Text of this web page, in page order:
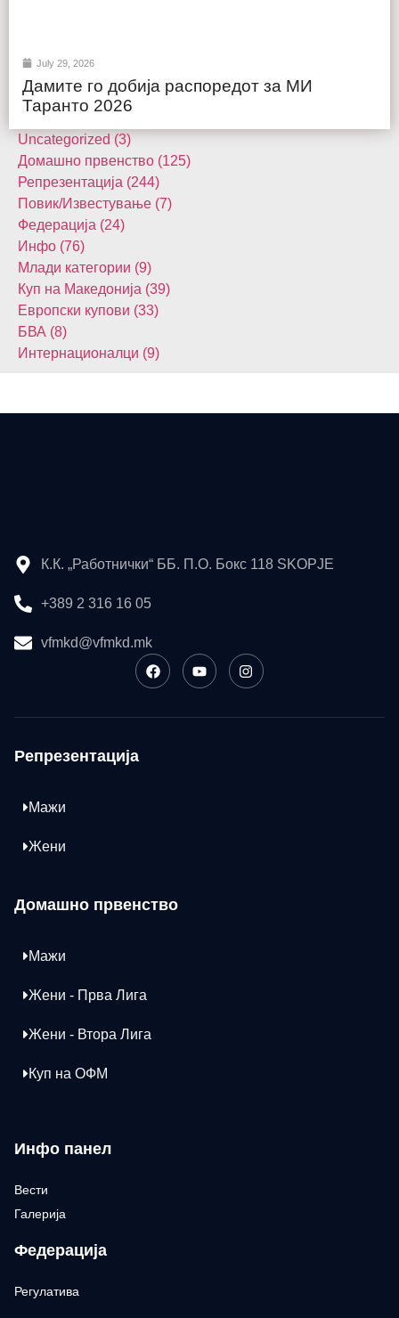
July 29, 2026
Дамите го добија распоредот за МИ
Таранто 2026
Uncategorized (3)
Домашнo првенство (125)
Репрезентација (244)
Повик/Известување (7)
Федерација (24)
Инфо (76)
Млади категории (9)
Куп на Македонија (39)
Европски купови (33)
БВА (8)
Интернационалци (9)
К.К. „Работнички“ ББ. П.О. Бокс 118 SKOPJE
+389 2 316 16 05
vfmkd@vfmkd.mk
Репрезентација
Мажи
Жени
Домашно првенство
Мажи
Жени - Прва Лига
Жени - Втора Лига
Куп на ОФМ
Инфо панел
Вести
Галерија
Федерација
Регулатива